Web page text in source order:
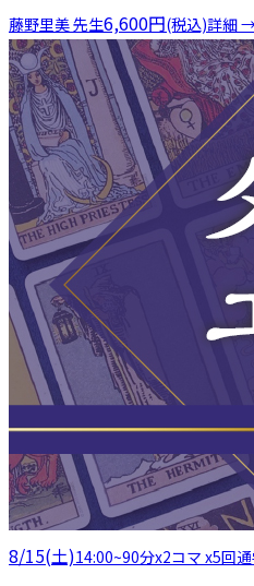
藤野里美先生6,600円(税込)詳細
8/15(土)14:00~90分x2コマ x5回